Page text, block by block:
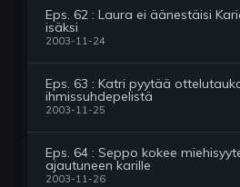
Eps. 62 : Laura ei äänestäisi
isäksi
2003-11-24
Eps. 63 : Katri pyytää
ihmissuhdepelistä
2003-11-25
Eps. 64 : Seppo kokee
ajautuneen karille
2003-11-26